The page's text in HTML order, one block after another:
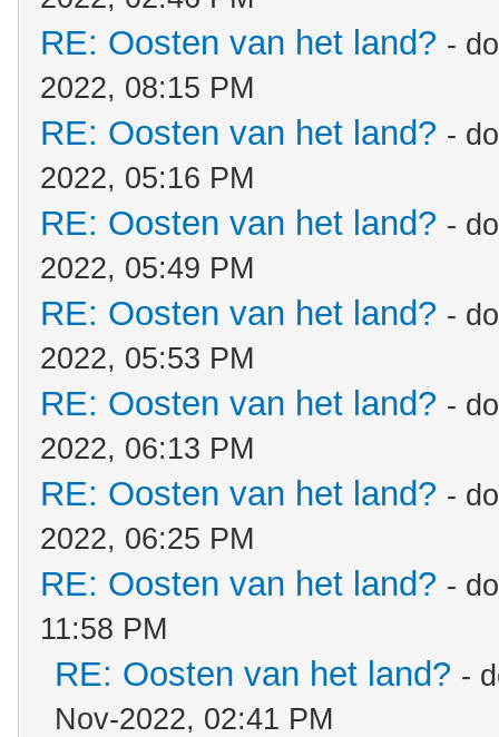
RE: Oosten van het land? -
2022, 08:15 PM
RE: Oosten van het land? -
2022, 05:16 PM
RE: Oosten van het land? -
2022, 05:49 PM
RE: Oosten van het land? -
2022, 05:53 PM
RE: Oosten van het land? -
2022, 06:13 PM
RE: Oosten van het land? -
2022, 06:25 PM
RE: Oosten van het land? -
11:58 PM
RE: Oosten van het land? -
Nov-2022, 02:41 PM